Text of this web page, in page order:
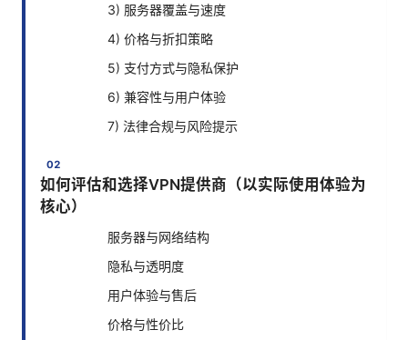
3) 服务器覆盖与速度
4) 价格与折扣策略
5) 支付方式与隐私保护
6) 兼容性与用户体验
7) 法律合规与风险提示
如何评估和选择VPN提供商（以实际使用体验为
核心）
服务器与网络结构
隐私与透明度
用户体验与售后
价格与性价比